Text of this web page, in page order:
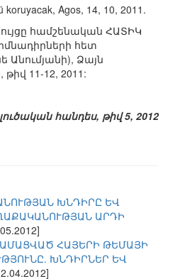
koruyacak, Agos, 14, 10, 2011.
համշենական ՀԱՏԻԿ
հետ
Անումյանի), Ձայն
11-12, 2011:
հանդես, թիվ 5, 2012
ԽՆԴԻՐԸ ԵՎ
ԱՐԴԻ
ՀԱՅԵՐԻ ԹԵՄԱՅԻ
ԽՆԴԻՐՆԵՐ ԵՎ